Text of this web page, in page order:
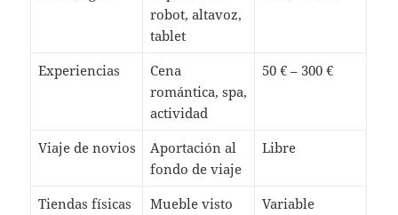
robot, altavoz,
tablet
Experiencias
Cena
romántica, spa,
actividad
50 € – 300 €
Viaje de novios
Aportación al
fondo de viaje
Libre
Tiendas físicas
Mueble visto
Variable